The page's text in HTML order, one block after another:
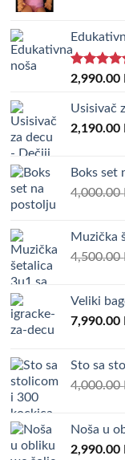
Rated
2,990.00
Usisivač
2,190.00
Boks set
4,000.00
Muzička
4,500.00
Veliki
7,990.00
Sto sa
4,000.00
Noša u
2,990.00